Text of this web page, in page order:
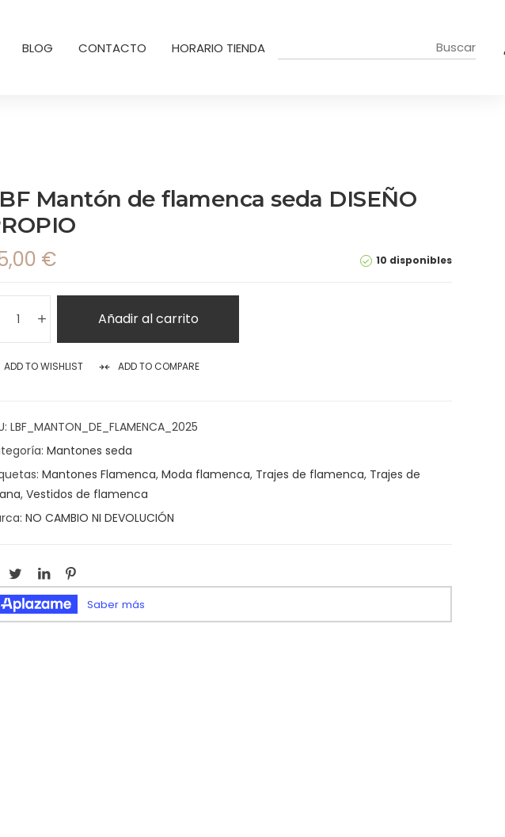
BLOG CONTACTO HORARIO TIENDA
Mantón de flamenca seda DISEÑO
10 disponibles
€
Añadir al carrito
ADD TO WISHLIST ADD TO COMPARE
LBF_MANTON_DE_FLAMENCA_2025
Mantones seda
Mantones Flamenca, Moda flamenca, Trajes de flamenca, Trajes de
, Vestidos de flamenca
NO CAMBIO NI DEVOLUCIÓN